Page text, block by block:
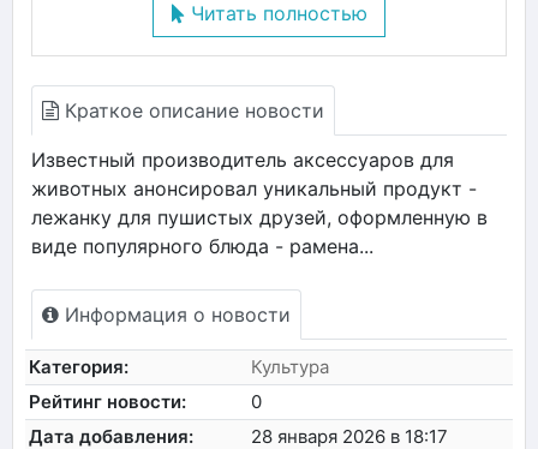
Читать полностью
Краткое описание новости
Известный производитель аксессуаров для
животных анонсировал уникальный продукт -
лежанку для пушистых друзей, оформленную в
виде популярного блюда - рамена...
Информация о новости
Категория:
Культура
Рейтинг новости:
0
Дата добавления:
28 января 2026 в 18:17